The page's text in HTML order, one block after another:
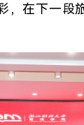
，在下一段